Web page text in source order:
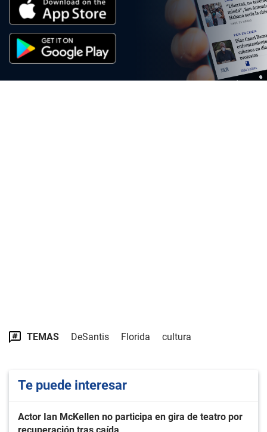
TEMAS DeSantis Florida cultura
Te puede interesar
Actor Ian McKellen no participa en gira de teatro por